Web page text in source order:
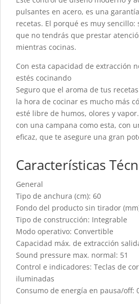
pulsantes en acero, es una
recetas. El porqué es muy sencillo:
que no tendrás que prestar
mientras cocinas.
Con esta capacidad de extracción
estés cocinando
Seguro que el aroma de tus
la hora de cocinar es mucho más
esté libre de humos, olores y
con una campana como esta, con
eficaz, que te asegure una gran
Características
General
Tipo de anchura (cm): 60
Fondo del producto sin tirador
Tipo de construcción: Integrable
Modo operativo: Convertible
Capacidad máx. de extracción
Sound pressure max. normal: 51
Control e indicadores: Teclas de
iluminadas
Consumo de energía en pausa/off: